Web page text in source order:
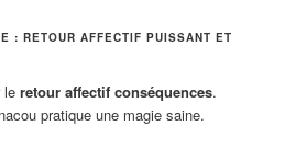
: RETOUR AFFECTIF PUISSANT ET
leretour affectif conséquences.
pratique une magie saine.